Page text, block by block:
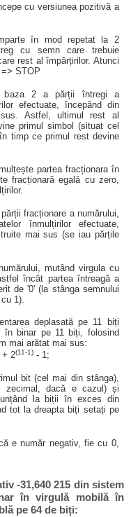
cu versiunea pozitivă a
în mod repetat la 2
cu semn care trebuie
rest al împărțirilor. Atunci
STOP
baza 2 a părții întregi a
efectuate, începând din
Astfel, ultimul rest al
primul simbol (situat cel
timp ce primul rest devine
partea fracționara în
fracționară egală cu zero,
fracționare a numărului,
înmulțirilor efectuate,
mai sus (se iau părțile
mutând virgula cu
încât partea întreagă a
de '0' (la stânga semnului
1).
deplasată pe 11 biți
în binar pe 11 biți, folosind
mai arătat mai sus:
+ 2(11-1) - 1;
bit (cel mai din stânga),
zecimal, dacă e cazul) și
la biții în exces din
tot la dreapta biți setați pe
e număr negativ, fie cu 0,
-31,640 215 din sistem
în virgulă mobilă în
pe 64 de biți: